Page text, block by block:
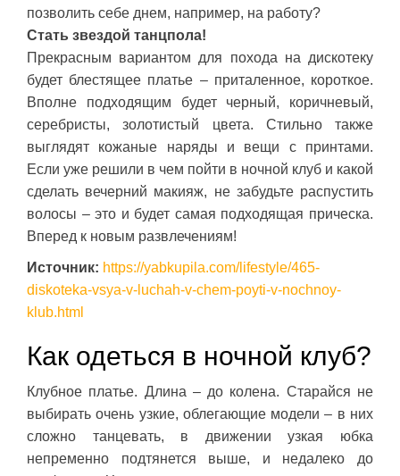
позволить себе днем, например, на работу?
Стать звездой танцпола!
Прекрасным вариантом для похода на дискотеку
будет блестящее платье – приталенное, короткое.
Вполне подходящим будет черный, коричневый,
серебристы, золотистый цвета. Стильно также
выглядят кожаные наряды и вещи с принтами.
Если уже решили в чем пойти в ночной клуб и какой
сделать вечерний макияж, не забудьте распустить
волосы – это и будет самая подходящая прическа.
Вперед к новым развлечениям!
Источник: https://yabkupila.com/lifestyle/465-
diskoteka-vsya-v-luchah-v-chem-poyti-v-nochnoy-
klub.html
Как одеться в ночной клуб?
Клубное платье. Длина – до колена. Старайся не
выбирать очень узкие, облегающие модели – в них
сложно танцевать, в движении узкая юбка
непременно подтянется выше, и недалеко до